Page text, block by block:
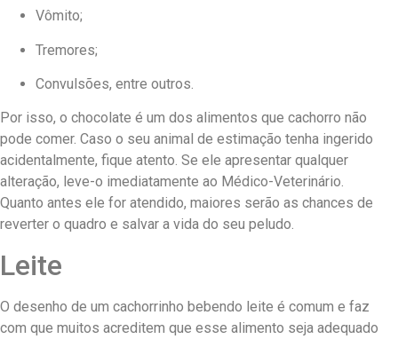
Vômito;
Tremores;
Convulsões, entre outros.
Por isso, o chocolate é um dos alimentos que cachorro não
pode comer. Caso o seu animal de estimação tenha ingerido
acidentalmente, fique atento. Se ele apresentar qualquer
alteração, leve-o imediatamente ao Médico-Veterinário.
Quanto antes ele for atendido, maiores serão as chances de
reverter o quadro e salvar a vida do seu peludo.
Leite
O desenho de um cachorrinho bebendo leite é comum e faz
com que muitos acreditem que esse alimento seja adequado